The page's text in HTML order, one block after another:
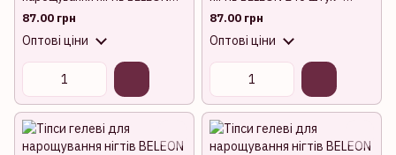
240 штук - (Овал) D-4
87.00 грн
Оптові ціни
(Стилет Довгий) C-2
87.00 грн
Оптові ціни